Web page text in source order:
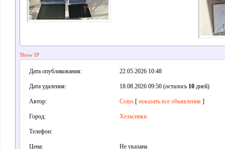
Show IP
Дата опубликования: 22.05.2026 10:48
Дата удаления: 18.08.2026 09:50 (осталось 10дней)
Автор: Coins[ показать все объявления]
Город: Хельсинки
Телефон:
Цена: Не указана